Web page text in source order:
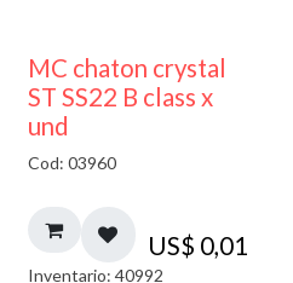
MC chaton crystal
ST SS22 B class x
und
Cod: 03960
US$ 0,01
Inventario: 40992